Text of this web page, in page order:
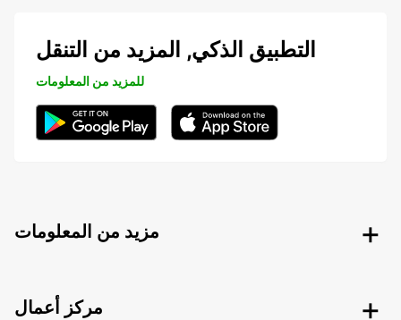
التطبيق الذكي, المزيد من التنقل
للمزيد من المعلومات
مزيد من المعلومات
مركز أعمال